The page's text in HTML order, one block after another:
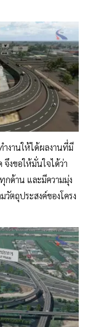
งานให้ได้ผลงานที่มี
งขอให้มั่นใจได้ว่า
กด้าน และมีความมุ่ง
วัตถุประสงค์ของโครง